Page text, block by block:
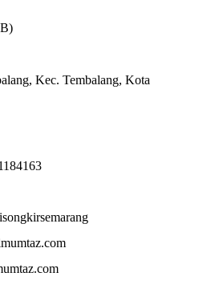
Kec. Tembalang, Kota